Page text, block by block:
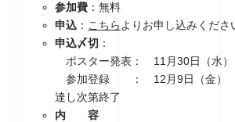
参加費 ：無料
申込 ： こちら よりお申し込みくださ
申込〆切 ：
ポスター発表： 11月30日（水）
参加登録 ： 12月9日（金）
達し次第終了
内 容